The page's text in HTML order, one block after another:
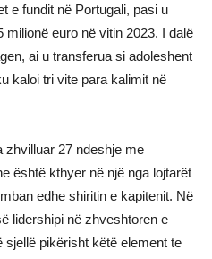
e fundit në Portugali, pasi u
euro në vitin 2023. I dalë
ai u transferua si adoleshent
kaloi tri vite para kalimit në
zhvilluar 27 ndeshje me
është kthyer në një nga lojtarët
edhe shiritin e kapitenit. Në
lidershipi në zhveshtoren e
sjellë pikërisht këtë element te